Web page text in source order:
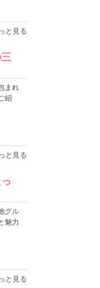
と見る
まれ
紹
と見る
グル
魅力
と見る